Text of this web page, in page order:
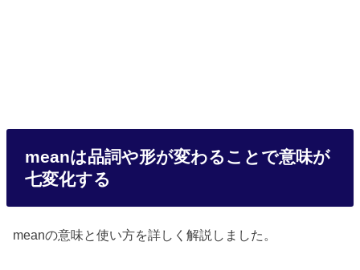
meanは品詞や形が変わることで意味が
七変化する
meanの意味と使い方を詳しく解説しました。